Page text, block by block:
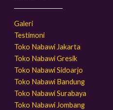
Galeri
Testimoni
Toko Nabawi Jakarta
Toko Nabawi Gresik
Toko Nabawi Sidoarjo
Toko Nabawi Bandung
Toko Nabawi Surabaya
Toko Nabawi Jombang